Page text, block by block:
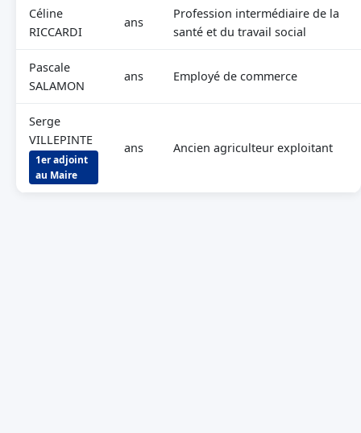
Céline
RICCARDI
ans
Profession intermédiaire de la
santé et du travail social
Pascale
SALAMON
ans Employé de commerce
Serge
VILLEPINTE
1er adjoint
au Maire
ans Ancien agriculteur exploitant